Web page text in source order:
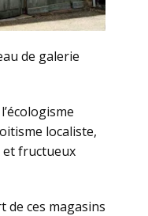
de galerie
localiste,
et fructueux
de ces magasins